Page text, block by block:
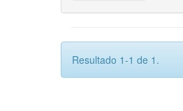
Resultado 1-1 de 1.